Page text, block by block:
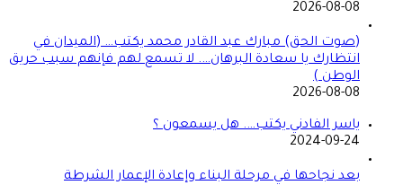
2026-08-08
(صوت الحق) مبارك عبد القادر محمد يكتب… (الميدان في
انتظارك يا سعادة البرهان…. لا تسمع لهم فإنهم سبب حريق
الوطن )
2026-08-08
ياسر الفادني يكتب…. هل يسمعون ؟
2024-09-24
بعد نجاحها في مرحلة البناء وإعادة الإعمار الشرطة